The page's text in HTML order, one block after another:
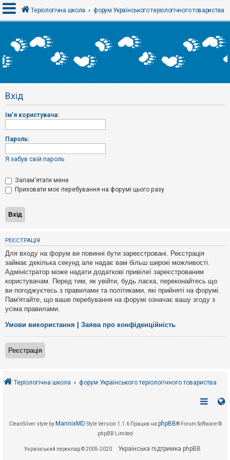
х
і
Р
є
т
р
а
і
Т
м
и
б
з
в
і
д
п
о
в
і
д
е
й
А
к
т
и
і
Теріологічна школа форум Українського теріологічного товариства
Вхід
Ім'я користувача:
Пароль:
Я забув свій пароль
Запам'ятати мене
Приховати моє перебування на форумі цього разу
РЕЄСТРАЦІЯ
Для входу на форум ви повинні бути зареєстровані. Реєстрація
займає декілька секунд але надає вам більш широкі можливості.
Адміністратор може надати додаткові привілеї зареєстрованим
користувачам. Перед тим, як увійти, будь ласка, переконайтесь що
ви погоджуєтесь з правилами та політиками, які прийняті на форумі.
Пам'ятайте, що ваше перебування на форумі означає вашу згоду з
усіма правилами.
Умови використання Заява про конфіденційність
Реєстрація
Теріологічна школа форум Українського теріологічного товариства
CleanSilver style by MannixMD Style Version 1.1.6 Працює на phpBB® Forum Software ©
phpBB Limited
Український переклад © 2005-2020 Українська підтримка phpBB